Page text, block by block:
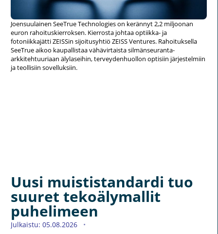
Joensuulainen SeeTrue Technologies on kerännyt 2,2 miljoonan
euron rahoituskierroksen. Kierrosta johtaa optiikka- ja
fotoniikkajätti ZEISSin sijoitusyhtiö ZEISS Ventures. Rahoituksella
SeeTrue aikoo kaupallistaa vähävirtaista silmänseuranta-
arkkitehtuuriaan älylaseihin, terveydenhuollon optisiin järjestelmiin
ja teollisiin sovelluksiin.
Uusi muististandardi tuo
suuret tekoälymallit
puhelimeen
Julkaistu: 05.08.2026